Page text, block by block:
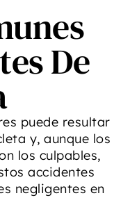
De
puede resultar
y, aunque los
los culpables,
accidentes
negligentes en